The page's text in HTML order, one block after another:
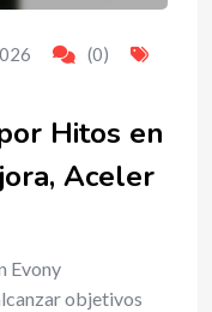
(0)
Hitos en
Aceler
Evony
objetivos